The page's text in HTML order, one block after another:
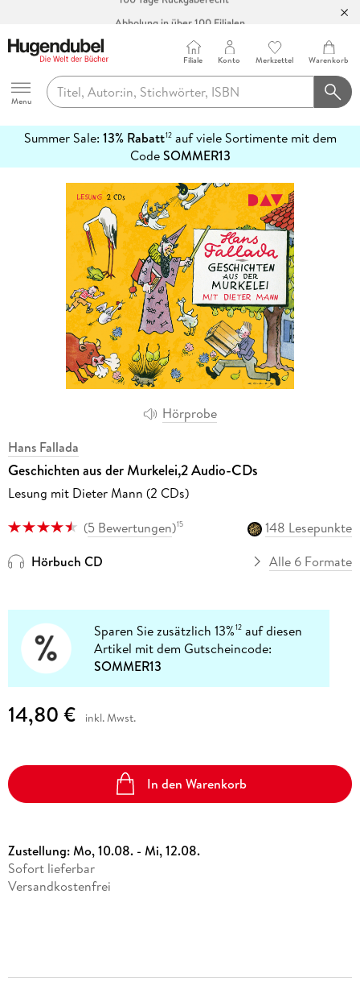
Hugendubel
Menu
Filiale Konto Merkzettel Warenkorb
Summer Sale: 13% Rabatt12auf viele Sortimente mit dem
CodeSOMMER13
erfahren
Hörprobe
Hans Fallada
Geschichten aus der Murkelei,2 Audio-CDs
Lesung mit Dieter Mann (2 CDs)
(5 Bewertungen)15
148 Lesepunkte
Hörbuch CD
Alle 6 Formate
Sparen Sie zusätzlich 13%12 auf diesen
Artikel mit dem Gutscheincode:
SOMMER13
14,80 € inkl. Mwst.
In den Warenkorb
Zustellung:Mo, 10.08. - Mi, 12.08.
Sofort lieferbar
Versandkostenfrei